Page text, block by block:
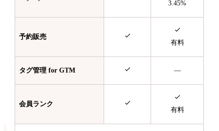
3.45%
予約販売
有料
タグ管理 for GTM —
会員ランク
有料